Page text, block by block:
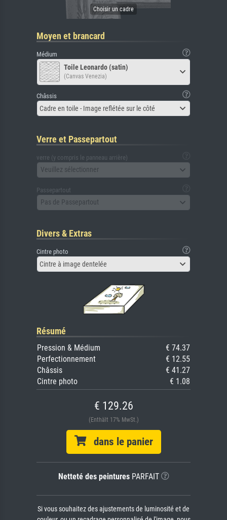
Moyen et brancard
Médium
Toile Leonardo (satin)
(Canvas Venezia)
Châssis
Cadre en toile - Image reflétée sur le côté
Verre et Passepartout
verre (y compris le panneau arrière)
Veuillez sélectionner
Passepartout
Pas de Passepartout
Divers & Extras
Cintre photo
Cintre à image dentelée
Résumé
Pression & Médium
€ 74.37
Perfectionnement
€ 12.55
Châssis
€ 41.27
Cintre photo
€ 1.08
€ 129.26
(Enthält 17% MwSt.)
dans le panier
Netteté des peinturesPARFAIT
Si vous souhaitez des ajustements de luminosité et de